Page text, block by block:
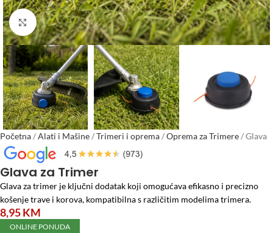
Click to enlarge
Početna/Alati i Mašine/Trimeri i oprema/Oprema za Trimere/Glava
za Trimer
Glava za Trimer
Glava za trimer je ključni dodatak koji omogućava efikasno i precizno
košenje trave i korova, kompatibilna s različitim modelima trimera.
8,95KM
ONLINE PONUDA